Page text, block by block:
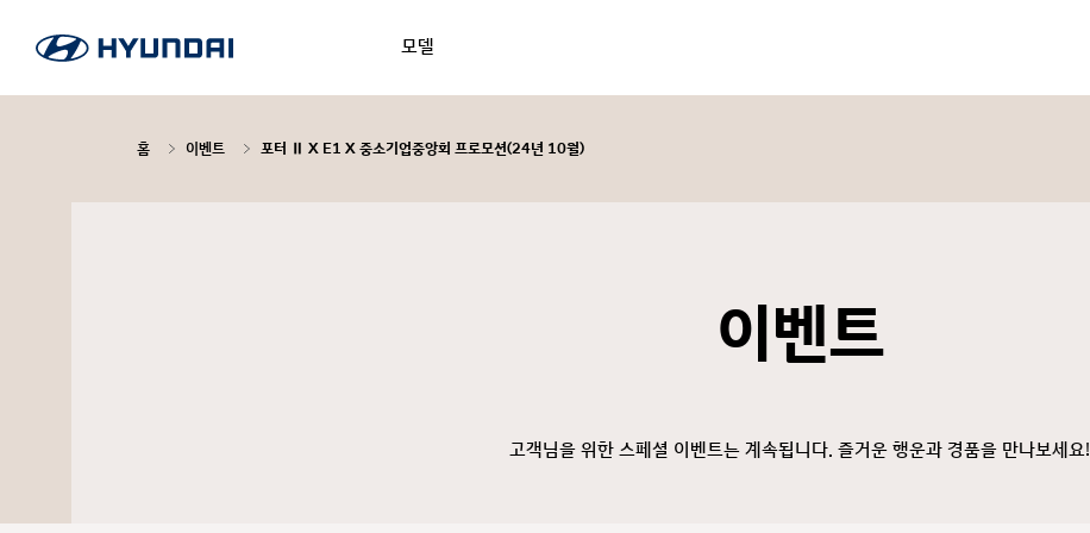
모델
홈 이벤트 포터 Ⅱ X E1 X 중소기업중앙회 프로모션(24년 10월)
이벤트
고객님을 위한 스페셜 이벤트는 계속됩니다. 즐거운 행운과 경품을 만나보세요!